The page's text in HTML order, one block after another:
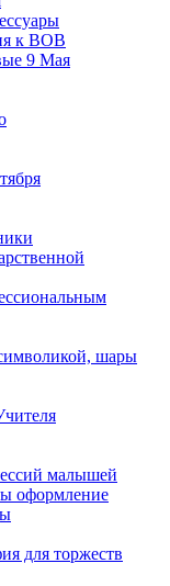
к ВОВ
9 Мая
шары
малышей
оформление
для торжеств